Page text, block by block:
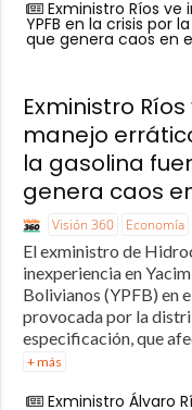
Exministro Ríos
YPFB en la crisis por
que genera caos en
Exministro
manejo
la gasolina
genera caos
Visión 360 Economía
El exministro de
inexperiencia en
Bolivianos (YPFB) en
provocada por la
especificación, que
+ más
Exministro Álvaro